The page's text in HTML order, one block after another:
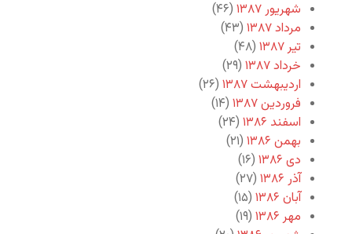
شهریور ۱۳۸۷
(۴۶)
مرداد ۱۳۸۷
(۴۳)
تیر ۱۳۸۷
(۴۸)
خرداد ۱۳۸۷
(۲۹)
اردیبهشت ۱۳۸۷
(۲۶)
فروردین ۱۳۸۷
(۱۴)
اسفند ۱۳۸۶
(۲۴)
بهمن ۱۳۸۶
(۲۱)
دی ۱۳۸۶
(۱۶)
آذر ۱۳۸۶
(۲۷)
آبان ۱۳۸۶
(۱۵)
مهر ۱۳۸۶
(۱۹)